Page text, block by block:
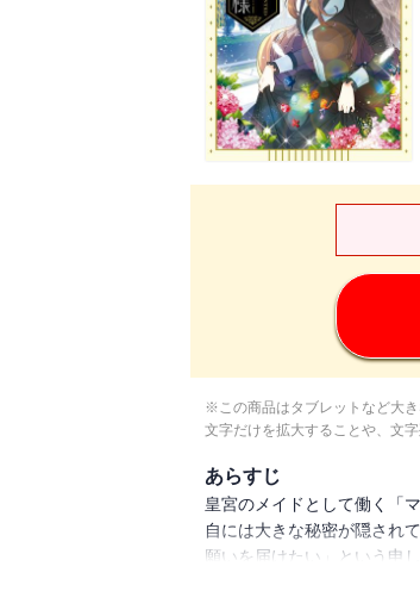
※この商品はタブレットなど大き
文字だけを拡大することや、文
あらすじ
皇宮のメイドとして働く「
自には大きな秘密が隠され
願いを届けたい」という申